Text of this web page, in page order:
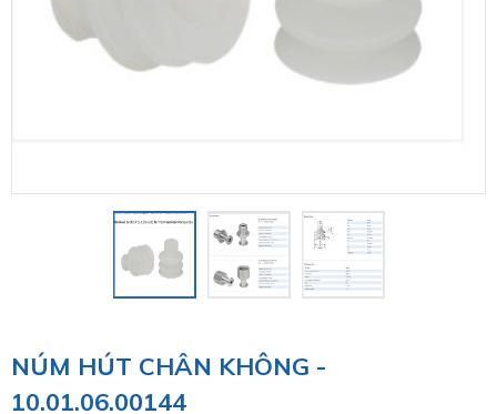
NÚM HÚT CHÂN KHÔNG -
10.01.06.00144